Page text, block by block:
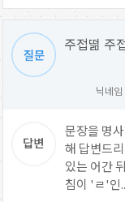
주접떪 주
닉네
문장을 명
해 답변드
있는 어간
침이 'ㄹ'인